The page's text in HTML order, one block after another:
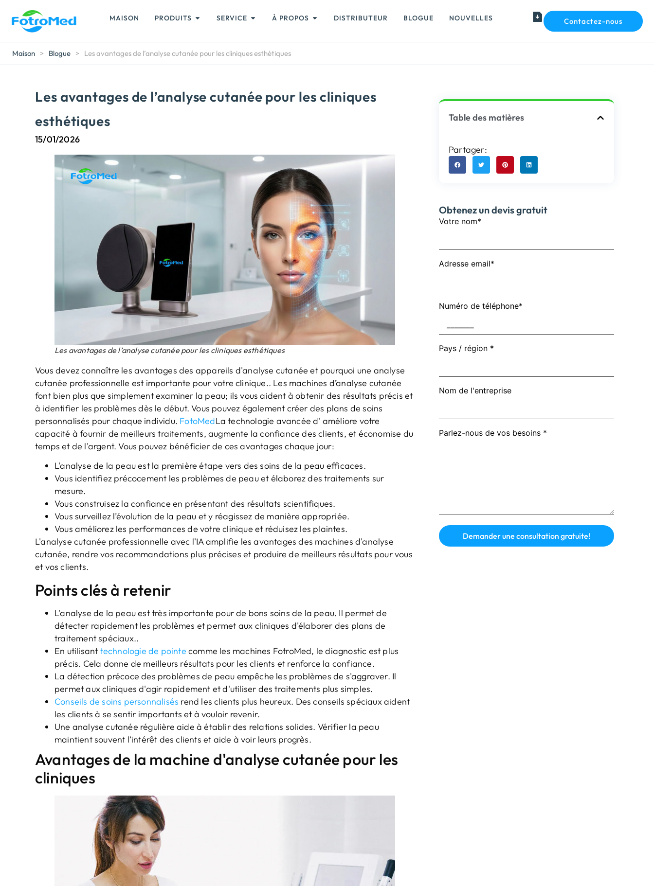
MAISON PRODUITS SERVICE À PROPOS DISTRIBUTEUR BLOGUE NOUVELLES Contactez-nous
Maison > Blogue > Les avantages de l’analyse cutanée pour les cliniques esthétiques
Les avantages de l’analyse cutanée pour les cliniques
esthétiques
15/01/2026
Les avantages de l’analyse cutanée pour les cliniques esthétiques
Vous devez connaître les avantages des appareils d'analyse cutanée et pourquoi une analyse
cutanée professionnelle est importante pour votre clinique.. Les machines d’analyse cutanée
font bien plus que simplement examiner la peau; ils vous aident à obtenir des résultats précis et
à identifier les problèmes dès le début. Vous pouvez également créer des plans de soins
personnalisés pour chaque individu. FotoMedLa technologie avancée d' améliore votre
capacité à fournir de meilleurs traitements, augmente la confiance des clients, et économise du
temps et de l'argent. Vous pouvez bénéficier de ces avantages chaque jour:
L'analyse de la peau est la première étape vers des soins de la peau efficaces.
Vous identifiez précocement les problèmes de peau et élaborez des traitements sur
mesure.
Vous construisez la confiance en présentant des résultats scientifiques.
Vous surveillez l’évolution de la peau et y réagissez de manière appropriée.
Vous améliorez les performances de votre clinique et réduisez les plaintes.
L'analyse cutanée professionnelle avec l'IA amplifie les avantages des machines d'analyse
cutanée, rendre vos recommandations plus précises et produire de meilleurs résultats pour vous
et vos clients.
Points clés à retenir
L'analyse de la peau est très importante pour de bons soins de la peau. Il permet de
détecter rapidement les problèmes et permet aux cliniques d'élaborer des plans de
traitement spéciaux..
En utilisant technologie de pointe comme les machines FotroMed, le diagnostic est plus
précis. Cela donne de meilleurs résultats pour les clients et renforce la confiance.
La détection précoce des problèmes de peau empêche les problèmes de s'aggraver. Il
permet aux cliniques d'agir rapidement et d'utiliser des traitements plus simples.
Conseils de soins personnalisés rend les clients plus heureux. Des conseils spéciaux aident
les clients à se sentir importants et à vouloir revenir.
Une analyse cutanée régulière aide à établir des relations solides. Vérifier la peau
maintient souvent l’intérêt des clients et aide à voir leurs progrès.
Avantages de la machine d'analyse cutanée pour les
cliniques
Table des matières
Partager:
Obtenez un devis gratuit
Votre nom*
Adresse email*
Numéro de téléphone*
Pays / région *
Nom de l'entreprise
Parlez-nous de vos besoins *